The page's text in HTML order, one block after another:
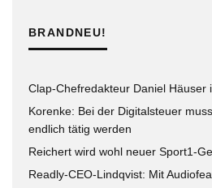
BRANDNEU!
Clap-Chefredakteur Daniel Häuser
Korenke: Bei der Digitalsteuer
endlich tätig werden
Reichert wird wohl neuer Sport1-
Readly-CEO-Lindqvist: Mit